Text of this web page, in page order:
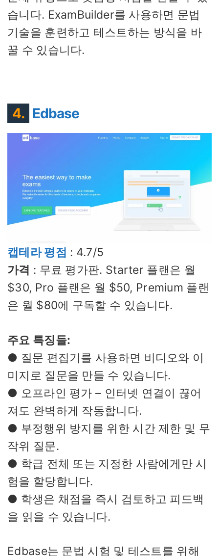
습니다. ExamBuilder를 사용하면 문법
기술을 훈련하고 테스트하는 방식을 바
꿀 수 있습니다.
4. Edbase
캡테라 평점 : 4.7/5
가격 : 무료 평가판. Starter 플랜은 월
$30, Pro 플랜은 월 $50, Premium 플랜
은 월 $80에 구독할 수 있습니다.
주요 특징들:
● 질문 편집기를 사용하면 비디오와 이
미지로 질문을 만들 수 있습니다.
● 오프라인 평가 – 인터넷 연결이 끊어
져도 완벽하게 작동합니다.
● 부정행위 방지를 위한 시간 제한 및 무
작위 질문.
● 학급 전체 또는 지정한 사람에게만 시
험을 할당합니다.
● 학생은 채점을 즉시 검토하고 피드백
을 읽을 수 있습니다.
Edbase는 문법 시험 및 테스트를 위해